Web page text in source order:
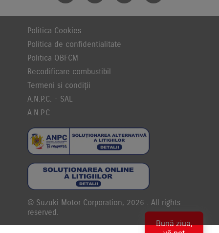
Politica Cookies
Politica de confidentialitate
Politica OBFCM
Recodificare combustibil
Termeni si condiții
A.N.P.C. - SAL
A.N.P.C
© Suzuki Motor Corporation, 2026 . All rights
reserved.
Bună ziua,